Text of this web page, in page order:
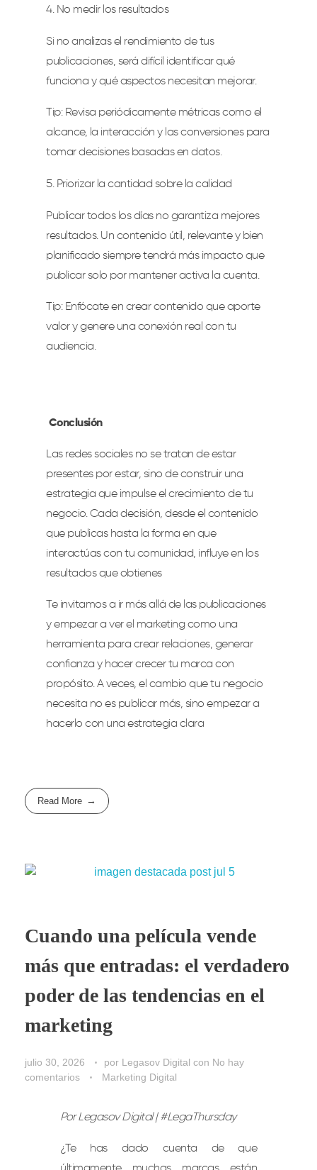
No medir los resultados
Si no analizas el rendimiento de tus
publicaciones, será difícil identificar qué
funciona y qué aspectos necesitan mejorar.
Tip: Revisa periódicamente métricas como el
alcance, la interacción y las conversiones para
tomar decisiones basadas en datos.
Priorizar la cantidad sobre la calidad
Publicar todos los días no garantiza mejores
resultados. Un contenido útil, relevante y bien
planificado siempre tendrá más impacto que
publicar solo por mantener activa la cuenta.
Tip: Enfócate en crear contenido que aporte
valor y genere una conexión real con tu
audiencia.
Conclusión
Las redes sociales no se tratan de estar
presentes por estar, sino de construir una
estrategia que impulse el crecimiento de tu
negocio. Cada decisión, desde el contenido
que publicas hasta la forma en que
interactúas con tu comunidad, influye en los
resultados que obtienes
Te invitamos a ir más allá de las publicaciones
y empezar a ver el marketing como una
herramienta para crear relaciones, generar
confianza y hacer crecer tu marca con
propósito. A veces, el cambio que tu negocio
necesita no es publicar más, sino empezar a
hacerlo con una estrategia clara
Read More
Cuando una película vende
más que entradas: el verdadero
poder de las tendencias en el
marketing
julio 30, 2026 por Legasov Digital con No hay
comentarios
Marketing Digital
Por Legasov Digital | #LegaThursday
¿Te has dado cuenta de que